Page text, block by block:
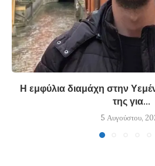
Η εμφύλια διαμάχη στην
της για...
5 Αυγούστου,